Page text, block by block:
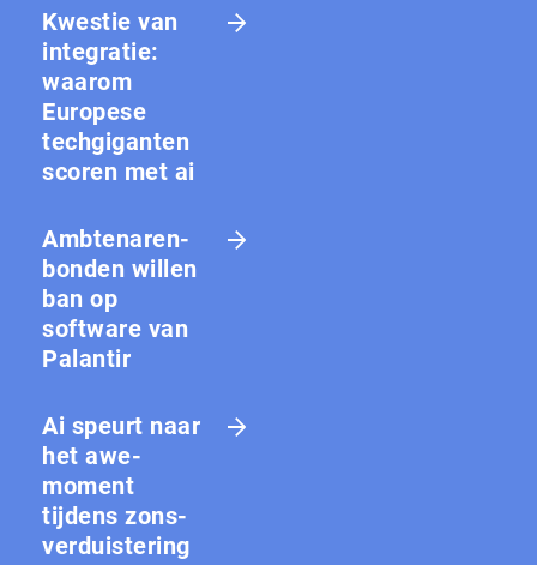
Kwestie van
integratie:
waarom
Europese
techgiganten
scoren met ai
Amb­te­na­ren­
bon­den willen
ban op
software van
Palantir
Ai speurt naar
het awe-
moment
tijdens zons­
ver­duis­te­ring